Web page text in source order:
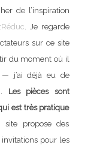
de l’inspiration
. Je regarde
sur ce site
du moment où il
j’ai déjà eu de
Les pièces sont
est très pratique
propose des
pour les